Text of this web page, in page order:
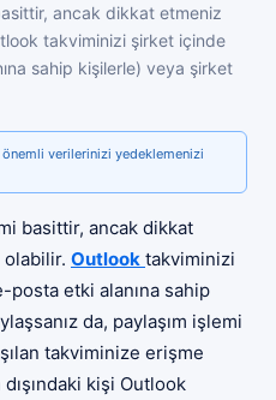
ancak dikkat etmeniz
takviminizi şirket içinde
sahip kişilerle) veya şirket
verilerinizi yedeklemenizi
basittir, ancak dikkat
olabilir. Outlook takviminizi
posta etki alanına sahip
da, paylaşım işlemi
takviminize erişme
kişi Outlook